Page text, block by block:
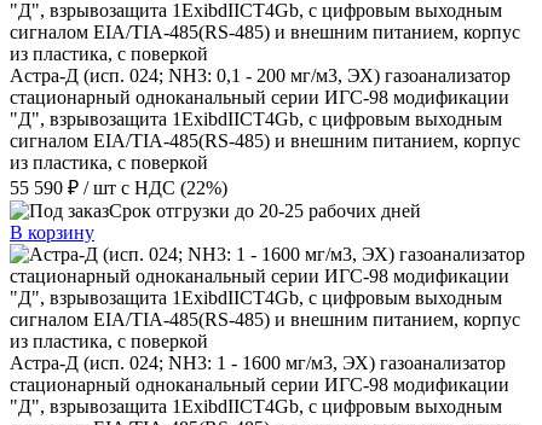
Астра-Д (исп. 024; NН3: 0,1 - 200 мг/м3, ЭХ) газоанализатор
стационарный одноканальный серии ИГС-98 модификации
"Д", взрывозащита 1ExibdIIСT4Gb, с цифровым выходным
сигналом EIA/TIA-485(RS-485) и внешним питанием, корпус
из пластика, с поверкой
55 590 ₽ / шт с НДС (22%)
Срок отгрузки до 20-25 рабочих дней
В корзину
Астра-Д (исп. 024; NН3: 1 - 1600 мг/м3, ЭХ) газоанализатор
стационарный одноканальный серии ИГС-98 модификации
"Д", взрывозащита 1ExibdIIСT4Gb, с цифровым выходным